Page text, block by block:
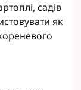
садів
як